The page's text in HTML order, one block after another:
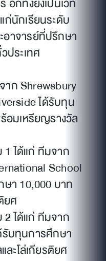
อีกทั้งยังเป็นเวที
นักเรียนระดับ
าจารย์ที่ปรึกษา
ประเทศ
าก Shrewsbury
ได้รับทุน
มเหรียญรางวัล
1 ได้แก่ ทีมจาก
School
า 10,000 บาท
ยศ
2 ได้แก่ ทีมจาก
รับทุนการศึกษา
ะโล่เกียรติยศ